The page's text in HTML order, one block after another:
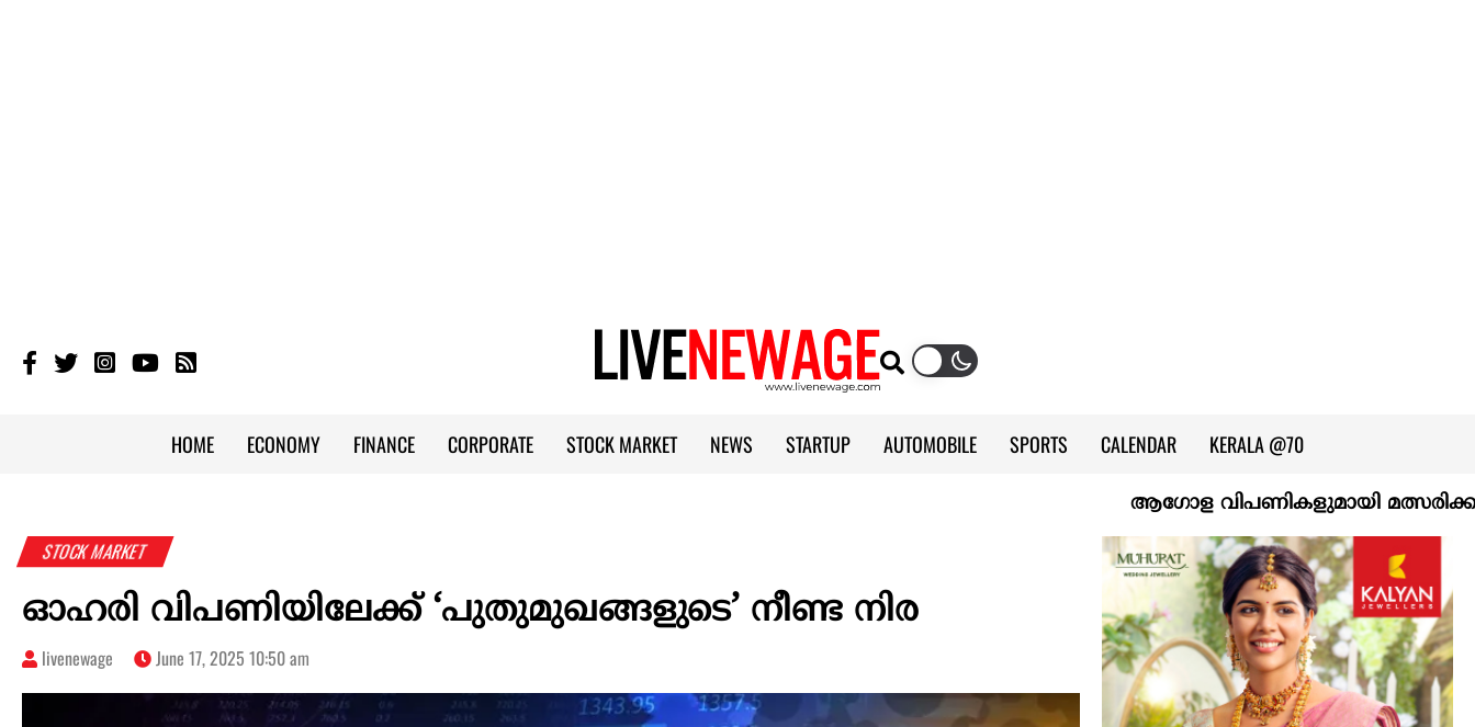
HOME ECONOMY FINANCE CORPORATE STOCK MARKET NEWS STARTUP AUTOMOBILE SPORTS CALENDAR KERALA @70
ആഗോള വിപണികളുമായി മത്സരിക്കാൻ
STOCK MARKET
ഓഹരി വിപണിയിലേക്ക് ‘പുതുമുഖങ്ങളുടെ’ നീണ്ട നിര
livenewage June 17, 2025 10:50 am